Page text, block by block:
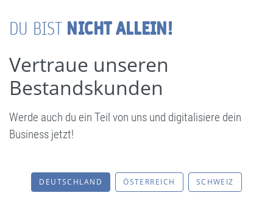
DU BIST NICHT ALLEIN!
Vertraue unseren
Bestandskunden
Werde auch du ein Teil von uns und digitalisiere dein
Business jetzt!
DEUTSCHLAND ÖSTERREICH SCHWEIZ